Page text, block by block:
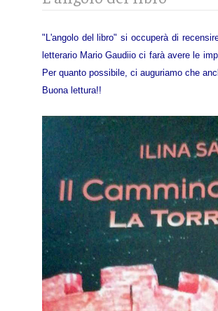
"L'angolo del libro" si occuperà di
letterario Mario Gaudiio ci farà avere le
Per quanto possibile, ci auguriamo che
Buona lettura!!